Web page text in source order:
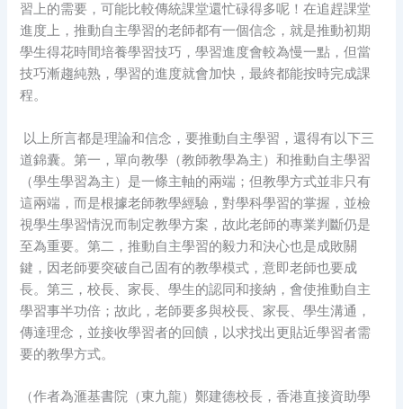
習上的需要，可能比較傳統課堂還忙碌得多呢！在追趕課堂
進度上，推動自主學習的老師都有一個信念，就是推動初期
學生得花時間培養學習技巧，學習進度會較為慢一點，但當
技巧漸趨純熟，學習的進度就會加快，最終都能按時完成課
程。
以上所言都是理論和信念，要推動自主學習，還得有以下三
道錦囊。第一，單向教學（教師教學為主）和推動自主學習
（學生學習為主）是一條主軸的兩端；但教學方式並非只有
這兩端，而是根據老師教學經驗，對學科學習的掌握，並檢
視學生學習情況而制定教學方案，故此老師的專業判斷仍是
至為重要。第二，推動自主學習的毅力和決心也是成敗關
鍵，因老師要突破自己固有的教學模式，意即老師也要成
長。第三，校長、家長、學生的認同和接納，會使推動自主
學習事半功倍；故此，老師要多與校長、家長、學生溝通，
傳達理念，並接收學習者的回饋，以求找出更貼近學習者需
要的教學方式。
（作者為滙基書院（東九龍）鄭建德校長，香港直接資助學